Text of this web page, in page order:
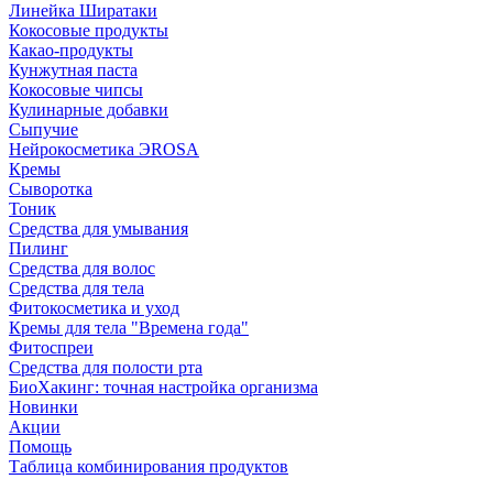
Линейка Ширатаки
Кокосовые продукты
Какао-продукты
Кунжутная паста
Кокосовые чипсы
Кулинарные добавки
Сыпучие
Нейрокосметика ЭROSA
Кремы
Сыворотка
Тоник
Средства для умывания
Пилинг
Средства для волос
Средства для тела
Фитокосметика и уход
Кремы для тела "Времена года"
Фитоспреи
Средства для полости рта
БиоХакинг: точная настройка организма
Новинки
Акции
Помощь
Таблица комбинирования продуктов